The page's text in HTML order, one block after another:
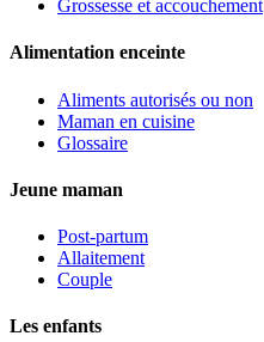
Grossesse et accouchement
Alimentation enceinte
Aliments autorisés ou non
Maman en cuisine
Glossaire
Jeune maman
Post-partum
Allaitement
Couple
Les enfants